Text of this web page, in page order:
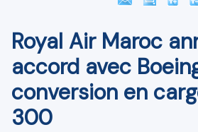
Royal Air Maroc
accord avec
conversion en
300